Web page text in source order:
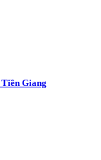
Giang